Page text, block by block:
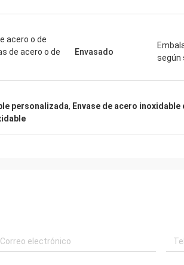
acero o de
de acero o de
Envasado
según
personalizada, Envase de acero